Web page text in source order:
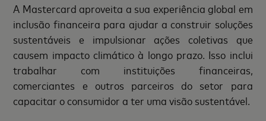
A Mastercard aproveita a sua experiência global em
inclusão financeira para ajudar a construir soluções
sustentáveis ​e impulsionar ações coletivas que
causem impacto climático à longo prazo. Isso inclui
trabalhar com instituições financeiras,
comerciantes e outros parceiros do setor para
capacitar o consumidor a ter uma visão sustentável.